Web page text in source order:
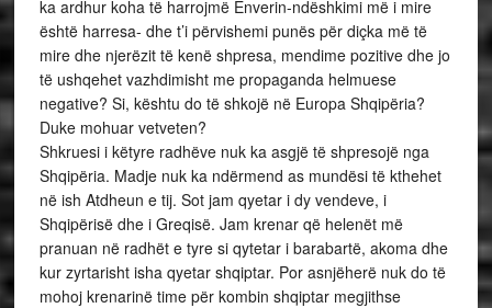
ka ardhur koha të harrojmë Enverin-ndëshkimi më i mire
është harresa- dhe t’i përvishemi punës për diçka më të
mire dhe njerëzit të kenë shpresa, mendime pozitive dhe jo
të ushqehet vazhdimisht me propaganda helmuese
negative? Si, kështu do të shkojë në Europa Shqipëria?
Duke mohuar vetveten?
Shkruesi i këtyre radhëve nuk ka asgjë të shpresojë nga
Shqipëria. Madje nuk ka ndërmend as mundësi të kthehet
në ish Atdheun e tij. Sot jam qyetar i dy vendeve, i
Shqipërisë dhe i Greqisë. Jam krenar që helenët më
pranuan në radhët e tyre si qytetar i barabartë, akoma dhe
kur zyrtarisht isha qyetar shqiptar. Por asnjëherë nuk do të
mohoj krenarinë time për kombin shqiptar megjithse